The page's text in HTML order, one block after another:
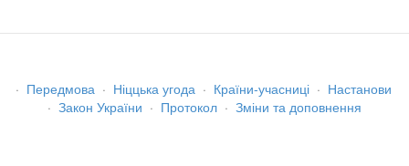
· Передмова · Ніццька угода · Країни-учасниці · Настанови
· Закон України · Протокол · Зміни та доповнення